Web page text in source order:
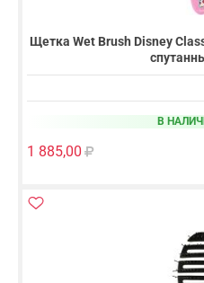
Щетка Wet Brush Disney
В
1 885,00